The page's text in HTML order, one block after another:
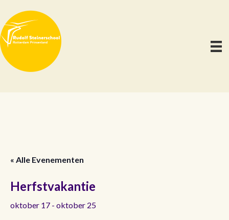
« Alle Evenementen
Herfstvakantie
oktober 17 - oktober 25